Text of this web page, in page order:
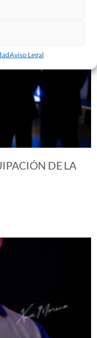
Aviso Legal
DE LA